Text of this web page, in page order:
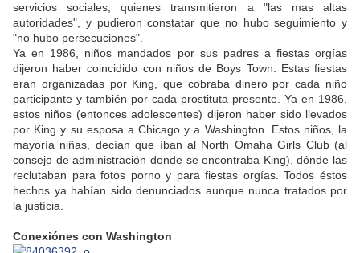
servicios sociales, quienes transmitieron a "las mas altas
autoridades", y pudieron constatar que no hubo seguimiento y
"no hubo persecuciones".
Ya en 1986, niños mandados por sus padres a fiestas orgías
dijeron haber coincidido con niños de Boys Town. Estas fiestas
eran organizadas por King, que cobraba dinero por cada niño
participante y también por cada prostituta presente. Ya en 1986,
estos niños (entonces adolescentes) dijeron haber sido llevados
por King y su esposa a Chicago y a Washington. Estos niños, la
mayoría niñas, decían que íban al North Omaha Girls Club (al
consejo de administración donde se encontraba King), dónde las
reclutaban para fotos porno y para fiestas orgías. Todos éstos
hechos ya habían sido denunciados aunque nunca tratados por
la justícia.
Conexiónes con Washington